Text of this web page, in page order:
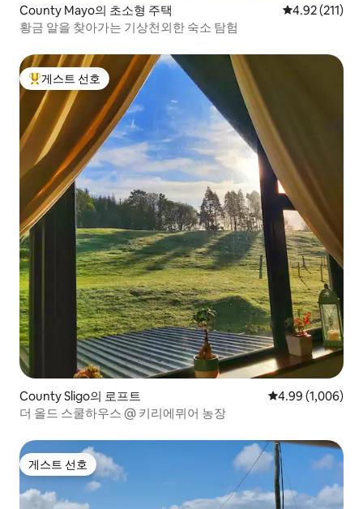
County Mayo의 초소형 주택 평점 4.92점(5
4.92 (211)
황금 알을 찾아가는 기상천외한 숙소 탐험
상위 게스트 선호
게스트 선호
County Sligo의 로프트 평점 4.99점(5점
4.99 (1,006)
더 올드 스쿨하우스 @ 키리에뮈어 농장
게스트 선호
게스트 선호